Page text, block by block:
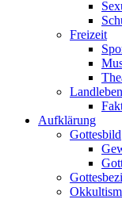
Freizeit
Landleben
Aufklärung
Gottesbild